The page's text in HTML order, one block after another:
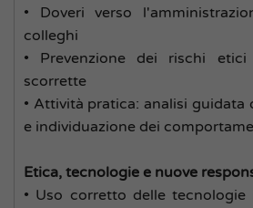
• Doveri verso
colleghi
• Prevenzione dei rischi
scorrette
• Attività pratica: analisi
e individuazione dei
Etica, tecnologie e nuove
• Uso corretto delle